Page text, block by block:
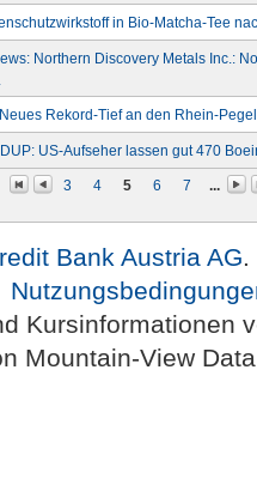
in Bio-Matcha-Tee
Northern Discovery Metals Inc.:
Rekord-Tief an den Rhein-
US-Aufseher lassen gut 470
3 4 5 6 7 ...
Bank Austria AG.
Kursinformationen
Mountain-View